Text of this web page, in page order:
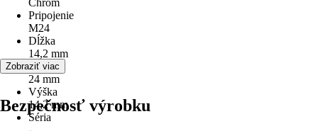
Chróm
Pripojenie
M24
Dĺžka
14,2 mm
Šírka
24 mm
Výška
14,2 mm
Séria
Zobraziť viac
Bezpečnosť výrobku